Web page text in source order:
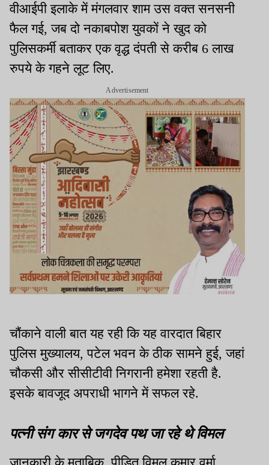
वीआईपी इलाके में मंगलवार शाम उस वक्त सनसनी
फैल गई, जब दो नकाबपोश युवकों ने खुद को
पुलिसकर्मी बताकर एक वृद्ध दंपती से करीब 6 लाख
रुपये के गहने लूट लिए.
Advertisement
चौंकाने वाली बात यह रही कि यह वारदात बिहार
पुलिस मुख्यालय, पटेल भवन के ठीक सामने हुई, जहां
चौकसी और सीसीटीवी निगरानी हमेशा रहती है.
इसके बावजूद अपराधी भागने में सफल रहे.
पत्नी संग कार से जगदेव पथ जा रहे थे विमल